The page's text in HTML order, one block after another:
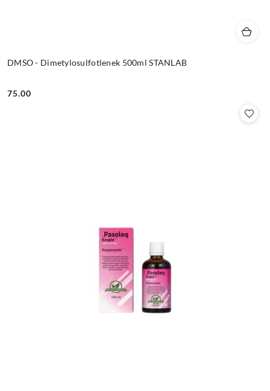
DMSO - Dimetylosulfotlenek 500ml STANLAB
Cena:
75.00